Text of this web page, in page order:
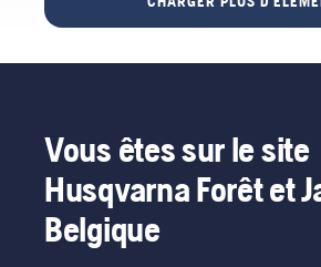
les
drastique.
en
Mais que
quand
zones
légères
(3 g),
entre
autres
Vous êtes sur le site
Husqvarna Forêt et
Belgique